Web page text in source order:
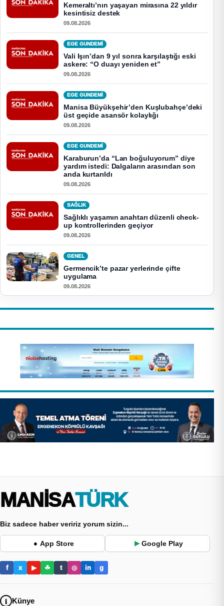
Kemeraltı’nın yaşayan mirasına 22 yıldır
kesintisiz destek
09.08.2026
EGE GUNDEMİ
Vali Işın’dan 9 yıl sonra karşılaştığı eski
askere: “O duayı yeniden et”
09.08.2026
EGE GUNDEMİ
Manisa Büyükşehir’den Kuşlubahçe’deki
üst geçide asansör kolaylığı
09.08.2026
EGE GUNDEMİ
Karaburun’da “Lan boğuluyorum” diye
yardım istedi: Dalgaların arasından son
anda kurtarıldı
09.08.2026
SAĞLIK
Sağlıklı yaşamın anahtarı düzenli check-
up kontrollerinden geçiyor
09.08.2026
GENEL
Germencik’te pazar yerlerinde çifte
uygulama
09.08.2026
MANİSA TÜRK
Biz sadece haber veririz yorum sizin...
● App Store ▶ Google Play
f x ▶ ☘ t ◎ in g
Künye